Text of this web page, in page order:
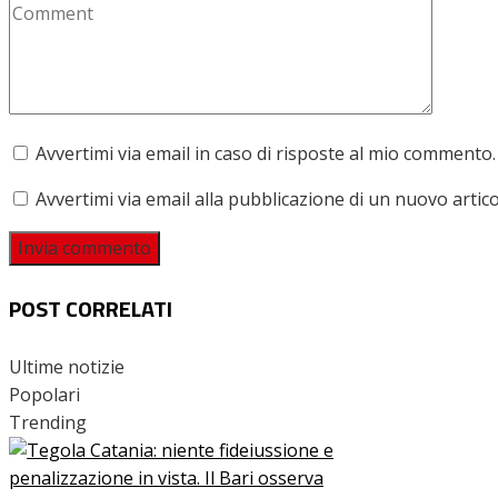
Avvertimi via email in caso di risposte al mio commento.
Avvertimi via email alla pubblicazione di un nuovo
POST CORRELATI
Ultime notizie
Popolari
Trending